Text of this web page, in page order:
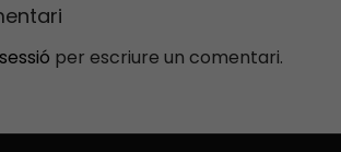
per escriure un comentari.